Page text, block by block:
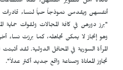
أنفسهن ويقدمن نموذجاً حياً لنساء قادرات
"برز دورهن في كافة المجالات ولقوات
وهو إنجاز لا يمكن تجاهله، كما برزت نساء
المرأة السورية في المحافل الدولية. لقد أثبتت
تجاوز المعاناة وصناعة واقع جديد أكثر عدلاً".